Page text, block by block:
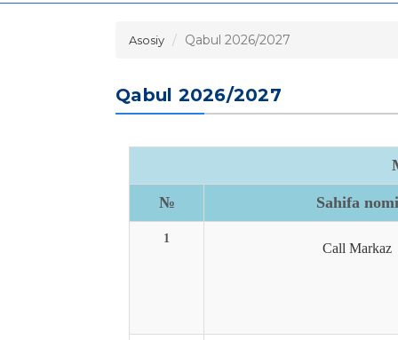
Asosiy Qabul 2026/2027
Qabul 2026/2027
№ Sahifa nomi
1
Call Markaz